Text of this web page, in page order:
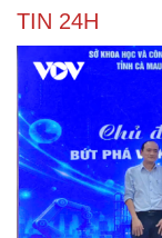
TIN 24H